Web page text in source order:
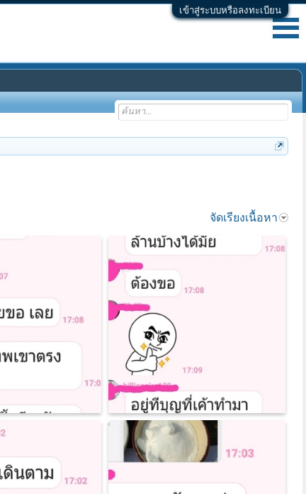
เข้าสู่ระบบหรือลงทะเบียน
จัดเรียงเนื้อหา